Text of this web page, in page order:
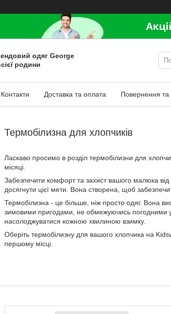
одяг George
родини
Контакти Доставка та оплата Повернення та
Термобілизна для хлопчиків
Ласкаво просимо в розділ термобілизни для
місяці.
Забезпечити комфорт та захист вашого малюка
досягнути цієї мети. Вона створена, щоб
Термобілизна - це більше, ніж просто одяг. Вона
зимовими пригодами, не обмежуючись погодними
насолоджуватися кожною хвилиною взимку.
Оберіть термобілизну для вашого хлопчика на
першому місці.